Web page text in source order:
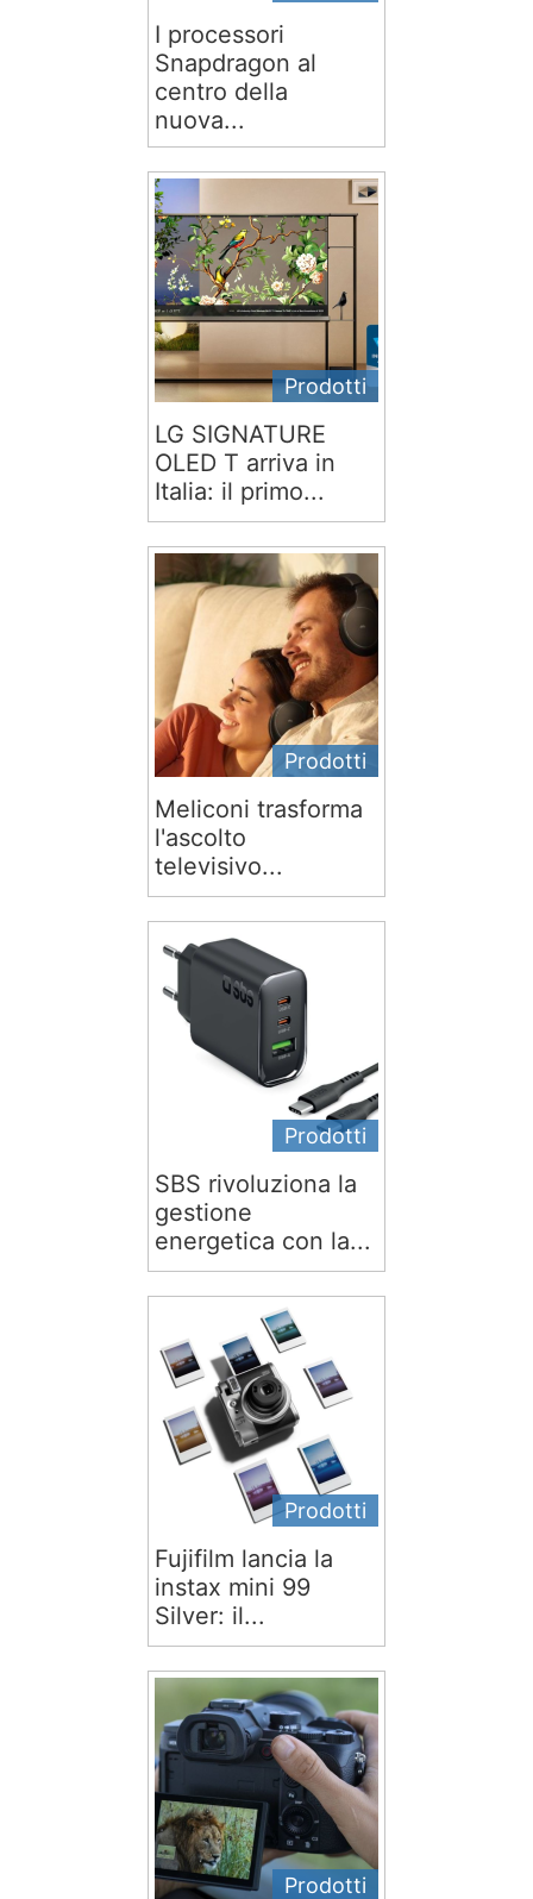
I processori
Snapdragon al
centro della
nuova...
Prodotti
LG SIGNATURE
OLED T arriva in
Italia: il primo...
Prodotti
Meliconi trasforma
l'ascolto
televisivo...
Prodotti
SBS rivoluziona la
gestione
energetica con la...
Prodotti
Fujifilm lancia la
instax mini 99
Silver: il...
Prodotti